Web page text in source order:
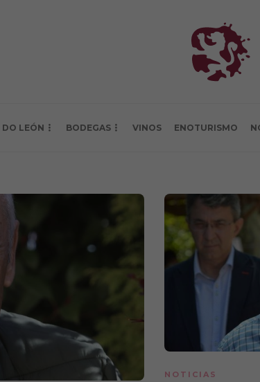
DO LEÓN BODEGAS VINOS ENOTURISMO
NOTICIAS